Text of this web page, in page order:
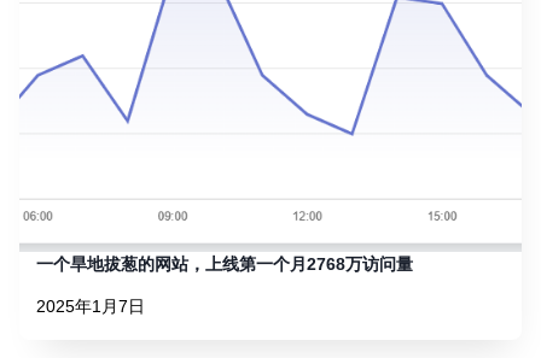
一个旱地拔葱的网站，上线第一个月2768万访问量
2025年1月7日